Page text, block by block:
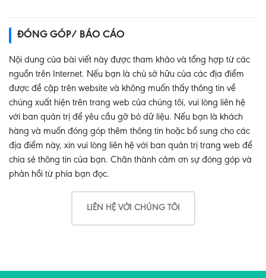
ĐÓNG GÓP/ BÁO CÁO
Nội dung của bài viết này được tham khảo và tổng hợp từ các
nguồn trên Internet. Nếu bạn là chủ sở hữu của các địa điểm
được đề cập trên website và không muốn thấy thông tin về
chúng xuất hiện trên trang web của chúng tôi, vui lòng liên hệ
với ban quản trị để yêu cầu gỡ bỏ dữ liệu. Nếu bạn là khách
hàng và muốn đóng góp thêm thông tin hoặc bổ sung cho các
địa điểm này, xin vui lòng liên hệ với ban quản trị trang web để
chia sẻ thông tin của bạn. Chân thành cảm ơn sự đóng góp và
phản hồi từ phía bạn đọc.
LIÊN HỆ VỚI CHÚNG TÔI